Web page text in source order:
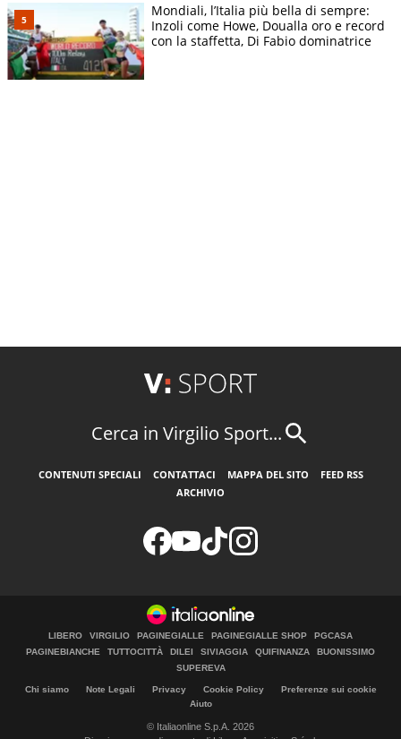
Mondiali, l’Italia più bella di sempre:
Inzoli come Howe, Doualla oro e record
con la staffetta, Di Fabio dominatrice
Cerca in Virgilio Sport...
CONTENUTI SPECIALI CONTATTACI MAPPA DEL SITO
FEED RSS
ARCHIVIO
LIBERO VIRGILIO PAGINEGIALLE PAGINEGIALLE SHOP
PGCASA
PAGINEBIANCHE
TUTTOCITTÀ DILEI SIVIAGGIA QUIFINANZA
BUONISSIMO
SUPEREVA
Chi siamo Note Legali Privacy Cookie Policy
Preferenze sui cookie
Aiuto
© Italiaonline S.p.A. 2026